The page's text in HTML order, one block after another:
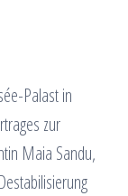
Palast in
zur
Maia Sandu,